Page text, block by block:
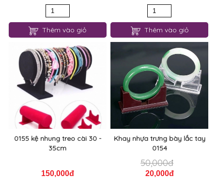
Thêm vào giỏ Thêm vào giỏ
0155 kệ nhung treo cài 30 -
35cm
150,000đ
Khay nhựa trưng bày lắc tay
0154
50,000đ
20,000đ